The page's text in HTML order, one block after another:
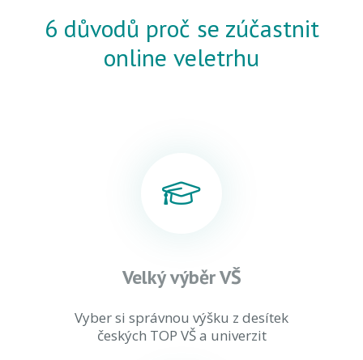
6 důvodů proč se zúčastnit
online veletrhu
Velký výběr VŠ
Vyber si správnou výšku z desítek
českých TOP VŠ a univerzit